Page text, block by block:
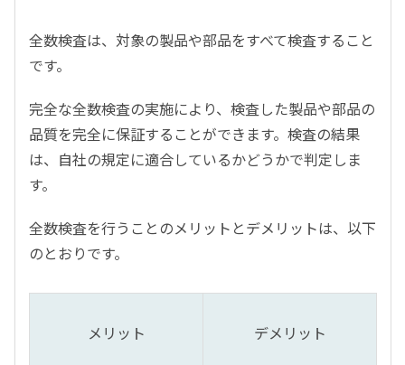
全数検査は、対象の製品や部品をすべて検査すること
です。
完全な全数検査の実施により、検査した製品や部品の
品質を完全に保証することができます。検査の結果
は、自社の規定に適合しているかどうかで判定しま
す。
全数検査を行うことのメリットとデメリットは、以下
のとおりです。
メリット デメリット